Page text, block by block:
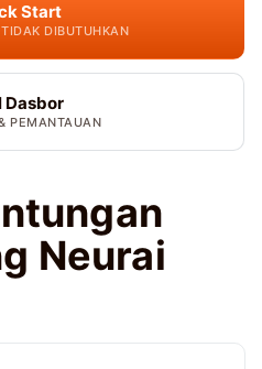
Start
DIBUTUHKAN
Dasbor
PEMANTAUAN
Neurai